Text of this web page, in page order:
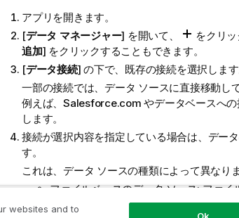
アプリを開きます。
[データ マネージャー] を開いて、 をクリッ
追加] をクリックすることもできます。
[データ接続] の下で、既存の接続を選択します
一部の接続では、データ ソースに直接移動し
例えば、Salesforce.com やデータベースへ
します。
接続が選択内容を指定している場合は、デー
す。
これは、データ ソースの種類によって異なりま
ファイルベースのデータ ソース: ファイ
データベース: 使用するデータベースを
websites and to